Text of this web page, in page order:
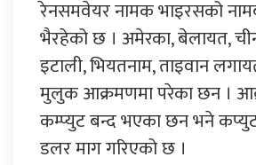
रेनसमवेयर नामक भाइरसको
भैरहेको छ । अमेरका, बेलायत,
इटाली, भियतनाम, ताइवान
मुलुक आक्रमणमा परेका छन ।
कम्प्युट बन्द भएका छन भने
डलर माग गरिएको छ ।